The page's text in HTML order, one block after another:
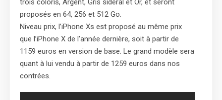
proposés en 64, 256 et 512 Go.
Niveau prix, l’iPhone Xs est proposé au même prix
que l’iPhone X de l’année dernière, soit à partir de
1159 euros en version de base. Le grand modèle sera
quant à lui vendu à partir de 1259 euros dans nos
contrées.